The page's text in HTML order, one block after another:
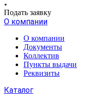
Подать заявку
О компании
О компании
Документы
Коллектив
Пункты выдачи
Реквизиты
Каталог